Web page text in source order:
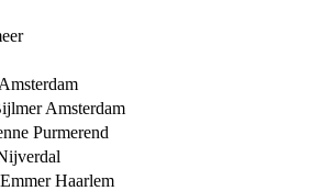
Amsterdam
Purmerend
Haarlem